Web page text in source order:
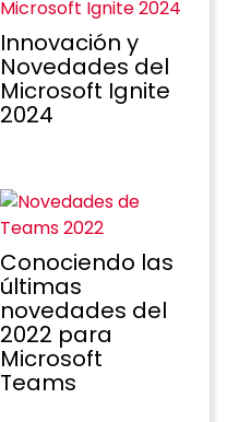
Innovación y
Novedades del
Microsoft Ignite
2024
Conociendo las
últimas
novedades del
2022 para
Microsoft
Teams